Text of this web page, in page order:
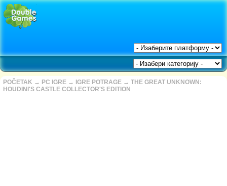
POČETAK → PC IGRE → IGRE POTRAGE → THE GREAT UNKNOWN:
HOUDINI'S CASTLE COLLECTOR'S EDITION